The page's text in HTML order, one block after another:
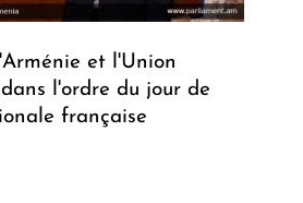
et l'Union
l'ordre du jour de
française